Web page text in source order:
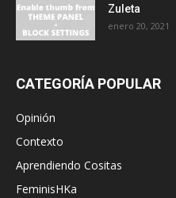
Zuleta
enero 20, 2021
CATEGORÍA POPULAR
Opinión
Contexto
Aprendiendo Cositas
FeminisHKa